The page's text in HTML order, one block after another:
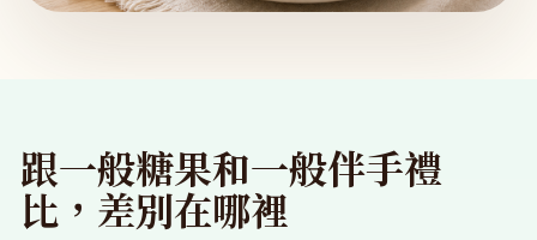
跟一般糖果和一般伴手禮
比，差別在哪裡